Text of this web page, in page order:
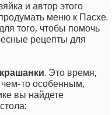
и автор этого
меню к Пасхе.
того, чтобы помочь
рецепты для
. Это время,
чем-то особенным,
вы найдете